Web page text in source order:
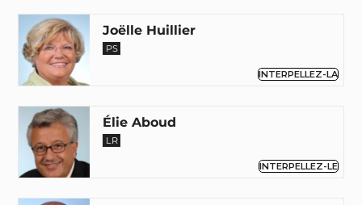
Joëlle Huillier
PS
INTERPELLEZ-LA
Élie Aboud
LR
INTERPELLEZ-LE